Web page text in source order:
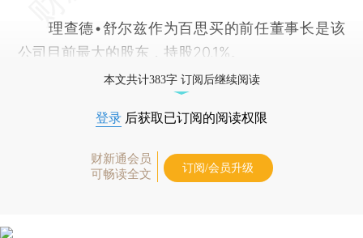
理查德•舒尔兹作为百思买的前任董事长是该
公司目前最大的股东，持股20.1%。
本文共计383字 订阅后继续阅读
登录 后获取已订阅的阅读权限
财新通会员
可畅读全文
订阅/会员升级